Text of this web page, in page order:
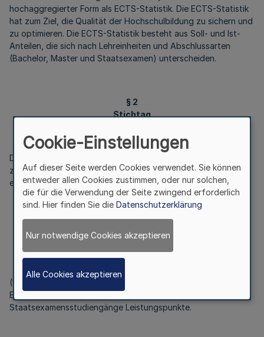
hochaggregierter Form als ECTS-Statistik. Die ECTS-Statistik
hat zum Ziel, die Qualität der Hochschulbildung zu sichern und
zu optimieren. Die ECTS-Statistik besteht aus Soll- und Ist-
Anteilen, die sich nach Lehreinheiten und Abschlussarten
(Bachelor, Master und Staatsexamen) unterscheiden.
§ 2
Stichtag
Die ECTS-Statistik wird zu einem vom für die Hochschulen
zuständigen Ministerium festgelegten Stichtag jährlich
ermittelt.
Erhebung der Statistik
(1) Im Falle der Bachelor- und Masterstudiengänge werden
ECTS als Bezugsgröße erfasst, für die
Staatsexamensstudiengänge Leistungspunkte.
Cookie-Einstellungen
Auf dieser Seite werden Cookies verwendet. Sie können
entweder allen Cookies zustimmen, oder nur solchen,
die für die Verwendung der Seite zwingend erforderlich
sind. Hier finden Sie die Datenschutzerklärung
Nur notwendige Cookies akzeptieren
Alle Cookies akzeptieren